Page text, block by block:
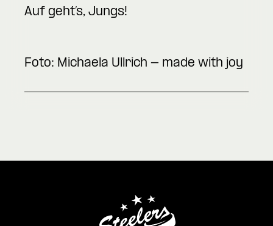
Auf geht’s, Jungs!
Foto: Michaela Ullrich - made with joy